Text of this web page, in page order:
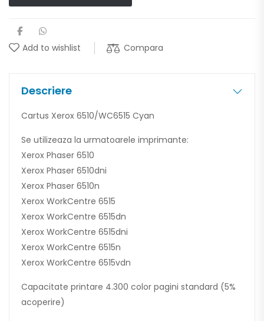
Add to wishlist Compara
Descriere
Cartus Xerox 6510/WC6515 Cyan
Se utilizeaza la urmatoarele imprimante:
Xerox Phaser 6510
Xerox Phaser 6510dni
Xerox Phaser 6510n
Xerox WorkCentre 6515
Xerox WorkCentre 6515dn
Xerox WorkCentre 6515dni
Xerox WorkCentre 6515n
Xerox WorkCentre 6515vdn
Capacitate printare 4.300 color pagini standard (5%
acoperire)